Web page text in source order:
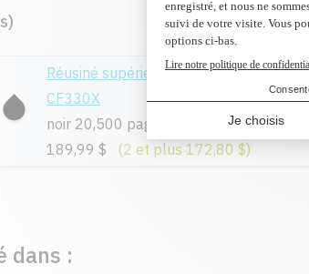
Réusiné supérieur en remplacement du
CF330X
noir 20,500 pages
189,99 $
(2 et plus 172,80 $)
dans :